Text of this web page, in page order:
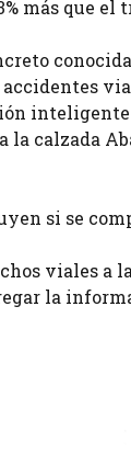
más que
calzada
si se
viales a
la